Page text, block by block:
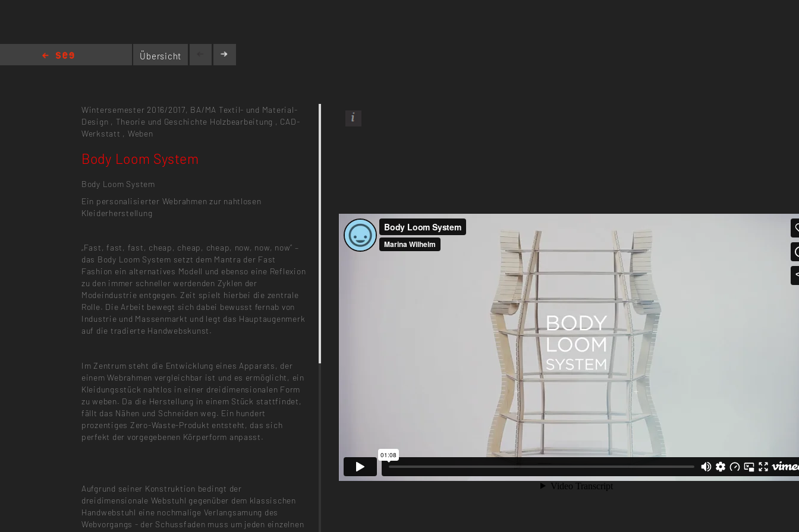
Übersicht
Wintersemester 2016/2017, BA/MA Textil- und Material-
Design , Theorie und Geschichte Holzbearbeitung , CAD-
Werkstatt , Weben
Body Loom System
Body Loom System
Ein personalisierter Webrahmen zur nahtlosen
Kleiderherstellung
„Fast, fast, fast, cheap, cheap, cheap, now, now, now” –
das Body Loom System setzt dem Mantra der Fast
Fashion ein alternatives Modell und ebenso eine Reflexion
zu den immer schneller werdenden Zyklen der
Modeindustrie entgegen. Zeit spielt hierbei die zentrale
Rolle. Die Arbeit bewegt sich dabei bewusst fernab von
Industrie und Massenmarkt und legt das Hauptaugenmerk
auf die tradierte Handwebskunst.
Im Zentrum steht die Entwicklung eines Apparats, der
einem Webrahmen vergleichbar ist und es ermöglicht, ein
Kleidungsstück nahtlos in einer dreidimensionalen Form
zu weben. Da die Herstellung in einem Stück stattfindet,
fällt das Nähen und Schneiden weg. Ein hundert
prozentiges Zero-Waste-Produkt entsteht, das sich
perfekt der vorgegebenen Körperform anpasst.
Aufgrund seiner Konstruktion bedingt der
dreidimensionale Webstuhl gegenüber dem klassischen
Handwebstuhl eine nochmalige Verlangsamung des
Webvorgangs - der Schussfaden muss um jeden einzelnen